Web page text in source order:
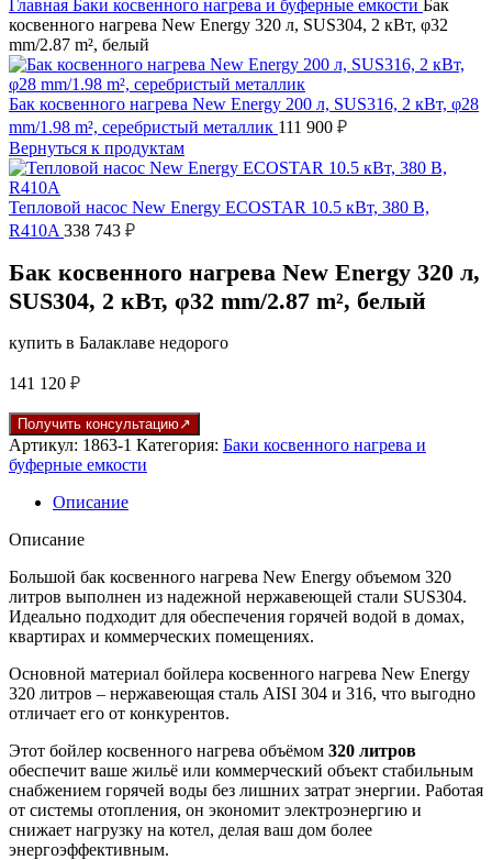
Главная Баки косвенного нагрева и буферные емкости Бак
косвенного нагрева New Energy 320 л, SUS304, 2 кВт, φ32
mm/2.87 m², белый
Бак косвенного нагрева New Energy 200 л, SUS316, 2 кВт, φ28
mm/1.98 m², серебристый металлик 111 900 ₽
Вернуться к продуктам
Тепловой насос New Energy ECOSTAR 10.5 кВт, 380 В,
R410A 338 743 ₽
Бак косвенного нагрева New Energy 320 л,
SUS304, 2 кВт, φ32 mm/2.87 m², белый
купить в Балаклаве недорого
141 120 ₽
Получить консультацию
Артикул: 1863-1 Категория: Баки косвенного нагрева и
буферные емкости
Описание
Описание
Большой бак косвенного нагрева New Energy объемом 320
литров выполнен из надежной нержавеющей стали SUS304.
Идеально подходит для обеспечения горячей водой в домах,
квартирах и коммерческих помещениях.
Основной материал бойлера косвенного нагрева New Energy
320 литров – нержавеющая сталь AISI 304 и 316, что выгодно
отличает его от конкурентов.
Этот бойлер косвенного нагрева объёмом 320 литров
обеспечит ваше жильё или коммерческий объект стабильным
снабжением горячей воды без лишних затрат энергии. Работая
от системы отопления, он экономит электроэнергию и
снижает нагрузку на котел, делая ваш дом более
энергоэффективным.